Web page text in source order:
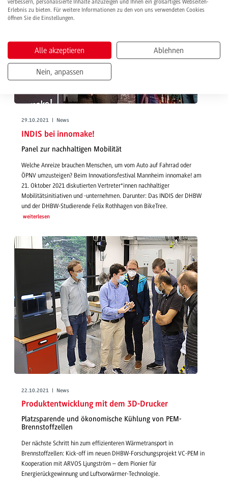
29.10.2021 | News
INDIS bei innomake!
Panel zur nachhaltigen Mobilität
Welche Anreize brauchen Menschen, um vom Auto auf Fahrrad oder
ÖPNV umzusteigen? Beim Innovationsfestival Mannheim innomake! am
21. Oktober 2021 diskutierten Vertreter*innen nachhaltiger
Mobilitätsinitiativen und -unternehmen. Darunter: Das INDIS der DHBW
und der DHBW-Studierende Felix Rothhagen von BikeTree.
weiterlesen
22.10.2021 | News
Produktentwicklung mit dem 3D-Drucker
Platzsparende und ökonomische Kühlung von PEM-
Brennstoffzellen
Der nächste Schritt hin zum effizienteren Wärmetransport in
Brennstoffzellen: Kick-off im neuen DHBW-Forschungsprojekt VC-PEM in
Kooperation mit ARVOS Ljungström – dem Pionier für
Energierückgewinnung und Luftvorwärmer-Technologie.
verbessern, personalisierte Inhalte anzuzeigen und Ihnen ein großartiges Webseiten-
Erlebnis zu bieten. Für weitere Informationen zu den von uns verwendeten Cookies
öffnen Sie die Einstellungen.
Alle akzeptieren Ablehnen
Nein, anpassen